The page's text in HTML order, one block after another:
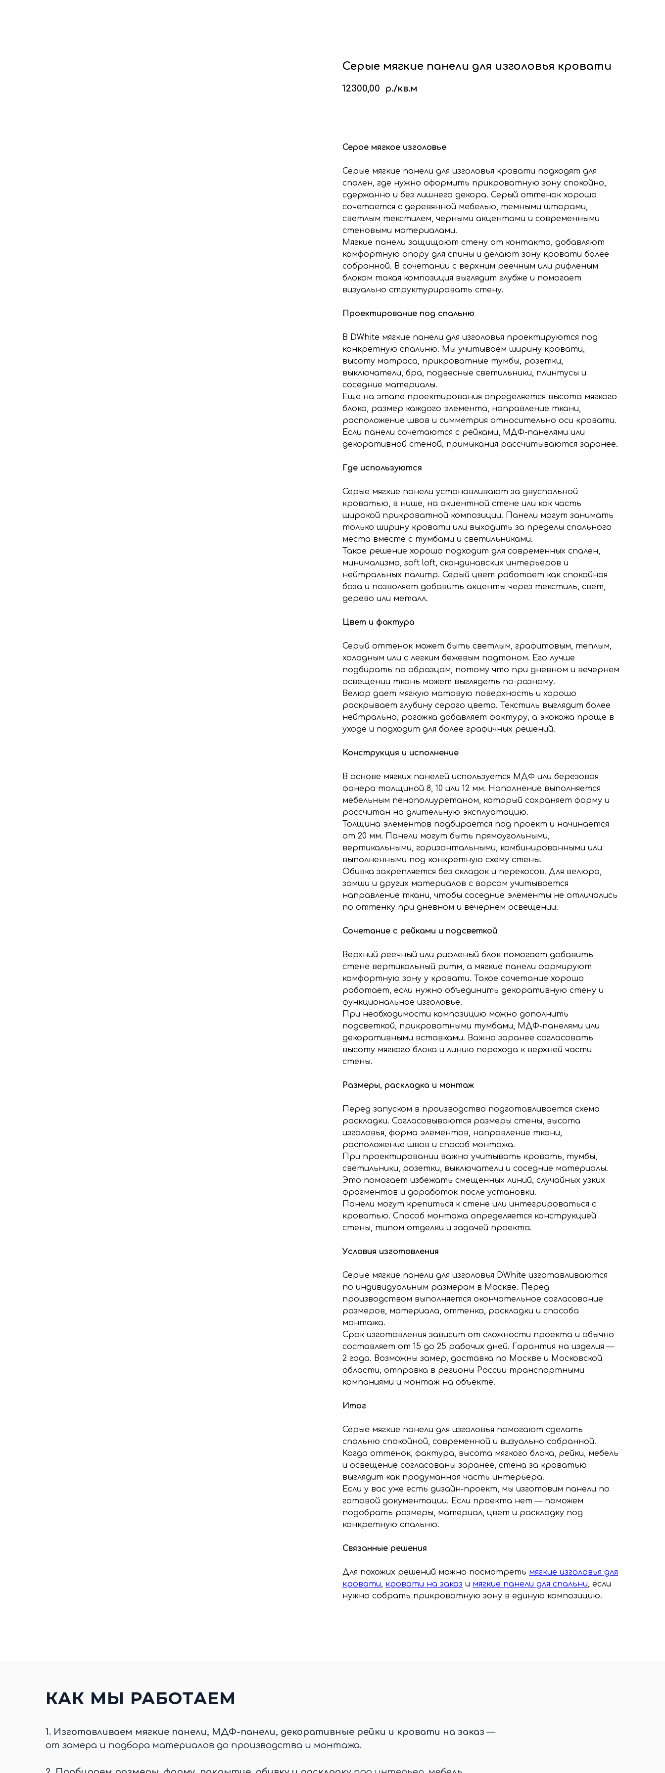
Серые мягкие панели для изголовья кровати
12300,00 р./кв.м
Серое мягкое изголовье
Серые мягкие панели для изголовья кровати подходят для
спален, где нужно оформить прикроватную зону спокойно,
сдержанно и без лишнего декора. Серый оттенок хорошо
сочетается с деревянной мебелью, темными шторами,
светлым текстилем, черными акцентами и современными
стеновыми материалами.
Мягкие панели защищают стену от контакта, добавляют
комфортную опору для спины и делают зону кровати более
собранной. В сочетании с верхним реечным или рифленым
блоком такая композиция выглядит глубже и помогает
визуально структурировать стену.
Проектирование под спальню
В DWhite мягкие панели для изголовья проектируются под
конкретную спальню. Мы учитываем ширину кровати,
высоту матраса, прикроватные тумбы, розетки,
выключатели, бра, подвесные светильники, плинтусы и
соседние материалы.
Еще на этапе проектирования определяется высота мягкого
блока, размер каждого элемента, направление ткани,
расположение швов и симметрия относительно оси кровати.
Если панели сочетаются с рейками, МДФ-панелями или
декоративной стеной, примыкания рассчитываются заранее.
Где используются
Серые мягкие панели устанавливают за двуспальной
кроватью, в нише, на акцентной стене или как часть
широкой прикроватной композиции. Панели могут занимать
только ширину кровати или выходить за пределы спального
места вместе с тумбами и светильниками.
Такое решение хорошо подходит для современных спален,
минимализма, soft loft, скандинавских интерьеров и
нейтральных палитр. Серый цвет работает как спокойная
база и позволяет добавить акценты через текстиль, свет,
дерево или металл.
Цвет и фактура
Серый оттенок может быть светлым, графитовым, теплым,
холодным или с легким бежевым подтоном. Его лучше
подбирать по образцам, потому что при дневном и вечернем
освещении ткань может выглядеть по-разному.
Велюр дает мягкую матовую поверхность и хорошо
раскрывает глубину серого цвета. Текстиль выглядит более
нейтрально, рогожка добавляет фактуру, а экокожа проще в
уходе и подходит для более графичных решений.
Конструкция и исполнение
В основе мягких панелей используется МДФ или березовая
фанера толщиной 8, 10 или 12 мм. Наполнение выполняется
мебельным пенополиуретаном, который сохраняет форму и
рассчитан на длительную эксплуатацию.
Толщина элементов подбирается под проект и начинается
от 20 мм. Панели могут быть прямоугольными,
вертикальными, горизонтальными, комбинированными или
выполненными под конкретную схему стены.
Обивка закрепляется без складок и перекосов. Для велюра,
замши и других материалов с ворсом учитывается
направление ткани, чтобы соседние элементы не отличались
по оттенку при дневном и вечернем освещении.
Сочетание с рейками и подсветкой
Верхний реечный или рифленый блок помогает добавить
стене вертикальный ритм, а мягкие панели формируют
комфортную зону у кровати. Такое сочетание хорошо
работает, если нужно объединить декоративную стену и
функциональное изголовье.
При необходимости композицию можно дополнить
подсветкой, прикроватными тумбами, МДФ-панелями или
декоративными вставками. Важно заранее согласовать
высоту мягкого блока и линию перехода к верхней части
стены.
Размеры, раскладка и монтаж
Перед запуском в производство подготавливается схема
раскладки. Согласовываются размеры стены, высота
изголовья, форма элементов, направление ткани,
расположение швов и способ монтажа.
При проектировании важно учитывать кровать, тумбы,
светильники, розетки, выключатели и соседние материалы.
Это помогает избежать смещенных линий, случайных узких
фрагментов и доработок после установки.
Панели могут крепиться к стене или интегрироваться с
кроватью. Способ монтажа определяется конструкцией
стены, типом отделки и задачей проекта.
Условия изготовления
Серые мягкие панели для изголовья DWhite изготавливаются
по индивидуальным размерам в Москве. Перед
производством выполняется окончательное согласование
размеров, материала, оттенка, раскладки и способа
монтажа.
Срок изготовления зависит от сложности проекта и обычно
составляет от 15 до 25 рабочих дней. Гарантия на изделия —
2 года. Возможны замер, доставка по Москве и Московской
области, отправка в регионы России транспортными
компаниями и монтаж на объекте.
Итог
Серые мягкие панели для изголовья помогают сделать
спальню спокойной, современной и визуально собранной.
Когда оттенок, фактура, высота мягкого блока, рейки, мебель
и освещение согласованы заранее, стена за кроватью
выглядит как продуманная часть интерьера.
Если у вас уже есть дизайн-проект, мы изготовим панели по
готовой документации. Если проекта нет — поможем
подобрать размеры, материал, цвет и раскладку под
конкретную спальню.
Связанные решения
Для похожих решений можно посмотреть мягкие изголовья для
кровати, кровати на заказ и мягкие панели для спальни, если
нужно собрать прикроватную зону в единую композицию.
КАК МЫ РАБОТАЕМ
1. Изготавливаем мягкие панели, МДФ-панели, декоративные рейки и кровати на заказ —
от замера и подбора материалов до производства и монтажа.